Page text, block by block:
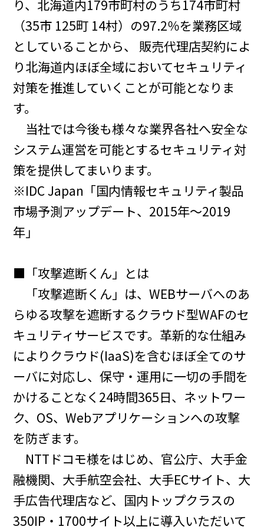
り、北海道内179市町村のうち174市町村
（35市 125町 14村）の97.2％を業務区域
としていることから、 販売代理店契約によ
り北海道内ほぼ全域においてセキュリティ
対策を推進していくことが可能となりま
す。
当社では今後も様々な業界各社へ安全な
システム運営を可能とするセキュリティ対
策を提供してまいります。
※IDC Japan「国内情報セキュリティ製品
市場予測アップデート、2015年～2019
年」
■「攻撃遮断くん」とは
「攻撃遮断くん」は、WEBサーバへのあ
らゆる攻撃を遮断するクラウド型WAFのセ
キュリティサービスです。革新的な仕組み
によりクラウド(IaaS)を含むほぼ全てのサ
ーバに対応し、保守・運用に一切の手間を
かけることなく24時間365日、ネットワー
ク、OS、Webアプリケーションへの攻撃
を防ぎます。
NTTドコモ様をはじめ、官公庁、大手金
融機関、大手航空会社、大手ECサイト、大
手広告代理店など、国内トップクラスの
350IP・1700サイト以上に導入いただいて